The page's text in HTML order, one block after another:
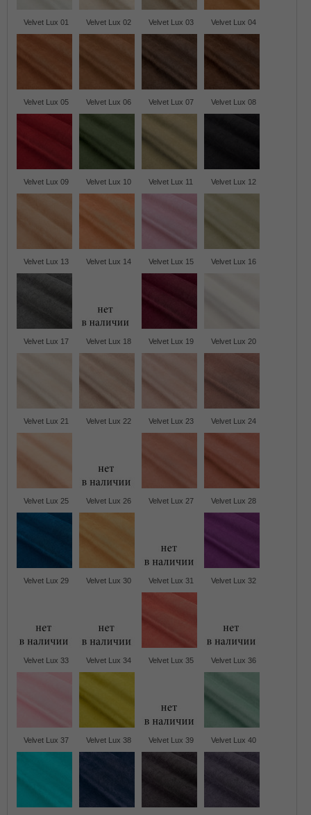
Velvet Lux 01 Velvet Lux 02 Velvet Lux 03 Velvet Lux 04
Velvet Lux 05 Velvet Lux 06 Velvet Lux 07 Velvet Lux 08
Velvet Lux 09 Velvet Lux 10 Velvet Lux 11 Velvet Lux 12
Velvet Lux 13 Velvet Lux 14 Velvet Lux 15 Velvet Lux 16
Velvet Lux 17 Velvet Lux 18 Velvet Lux 19 Velvet Lux 20
Velvet Lux 21 Velvet Lux 22 Velvet Lux 23 Velvet Lux 24
Velvet Lux 25 Velvet Lux 26 Velvet Lux 27 Velvet Lux 28
Velvet Lux 29 Velvet Lux 30 Velvet Lux 31 Velvet Lux 32
Velvet Lux 33 Velvet Lux 34 Velvet Lux 35 Velvet Lux 36
Velvet Lux 37 Velvet Lux 38 Velvet Lux 39 Velvet Lux 40